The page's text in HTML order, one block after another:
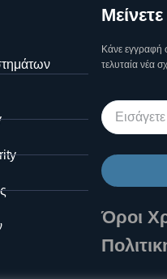
Κάνε εγγραφή
τελυταία νέα
Όροι